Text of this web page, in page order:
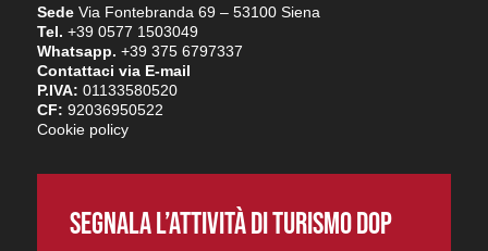
SedeVia Fontebranda 69 – 53100 Siena
Tel. +39 0577 1503049
Whatsapp. +39 375 6797337
Contattaci via E-mail
P.IVA: 01133580520
CF: 92036950522
Cookie policy
SEGNALA L’ATTIVITÀ DI TURISMO DOP